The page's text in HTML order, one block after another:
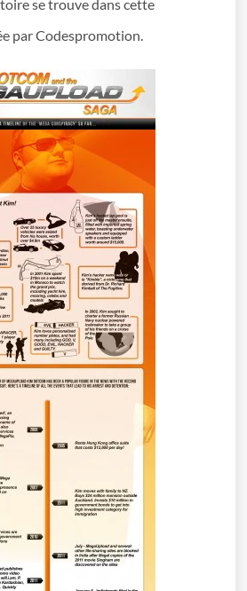
se trouve dans cette
par Codespromotion.